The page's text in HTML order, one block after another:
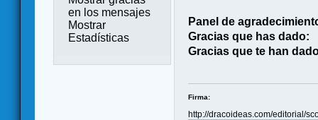
en los mensajes
Mostrar
Estadísticas
Panel de
Gracias que has dado:
Gracias que te han
Firma:
http://dracoideas.com/editorial/